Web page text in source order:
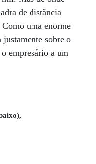
de distância
uma enorme
justamente sobre o
empresário a um